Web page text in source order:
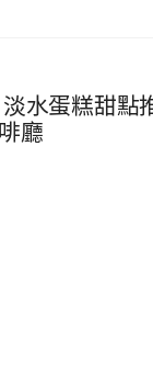
水蛋糕甜點
廳